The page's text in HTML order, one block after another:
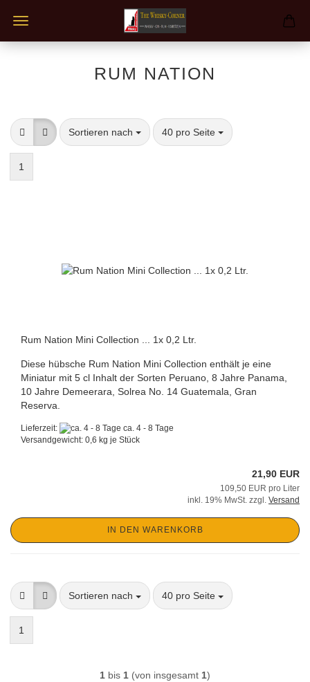
RUM NATION
Sortieren nach
Sortieren nach 40 pro Seite
pro Seite
1
Rum Nation Mini Collection ... 1x 0,2 Ltr.
Diese hübsche Rum Nation Mini Collection enthält je eine
Miniatur mit 5 cl Inhalt der Sorten Peruano, 8 Jahre Panama,
10 Jahre Demeerara, Solrea No. 14 Guatemala, Gran
Reserva.
Lieferzeit:
ca. 4 - 8 Tage
Versandgewicht: 0,6 kg je Stück
21,90 EUR
109,50 EUR pro Liter
inkl. 19% MwSt. zzgl. Versand
IN DEN WARENKORB
Sortieren nach
Sortieren nach 40 pro Seite
pro Seite
1
1 bis 1 (von insgesamt 1)